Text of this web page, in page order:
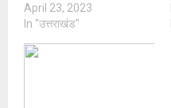
April 23, 2023
In "उत्तराखंड"